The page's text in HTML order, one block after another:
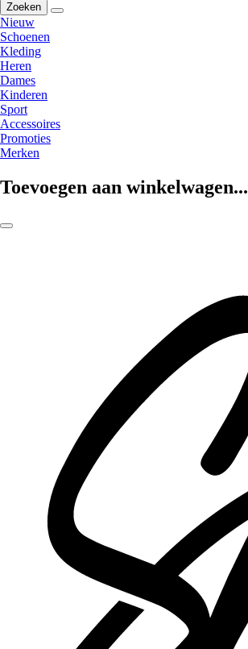
Zoeken
Nieuw
Schoenen
Kleding
Heren
Dames
Kinderen
Sport
Accessoires
Promoties
Merken
Toevoegen aan winkelwagen...